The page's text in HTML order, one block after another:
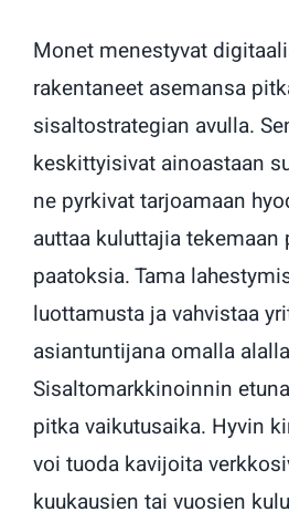
Monet menestyvat
rakentaneet asemansa
sisaltostrategian avulla.
keskittyisivat ainoastaan
ne pyrkivat tarjoamaan
auttaa kuluttajia tekemaan
paatoksia. Tama
luottamusta ja vahvistaa
asiantuntijana omalla
Sisaltomarkkinoinnin
pitka vaikutusaika. Hyvin
voi tuoda kavijoita
kuukausien tai vuosien